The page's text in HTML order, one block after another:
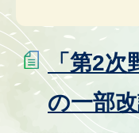
「第2次
の一部改